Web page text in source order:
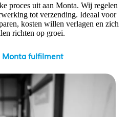
proces uit aan Monta. Wij regelen
tot verzending. Ideaal voor
kosten willen verlagen en zich
richten op groei.
Monta fulfilment